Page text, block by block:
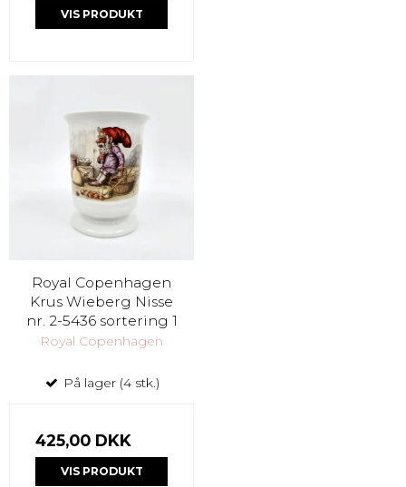
VIS PRODUKT
Royal Copenhagen
Krus Wieberg Nisse
nr. 2-5436 sortering 1
Royal Copenhagen
På lager (4 stk.)
425,00 DKK
VIS PRODUKT